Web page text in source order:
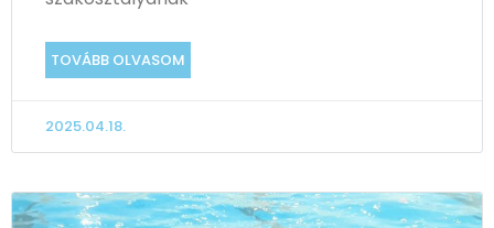
TOVÁBB OLVASOM
2025.04.18.